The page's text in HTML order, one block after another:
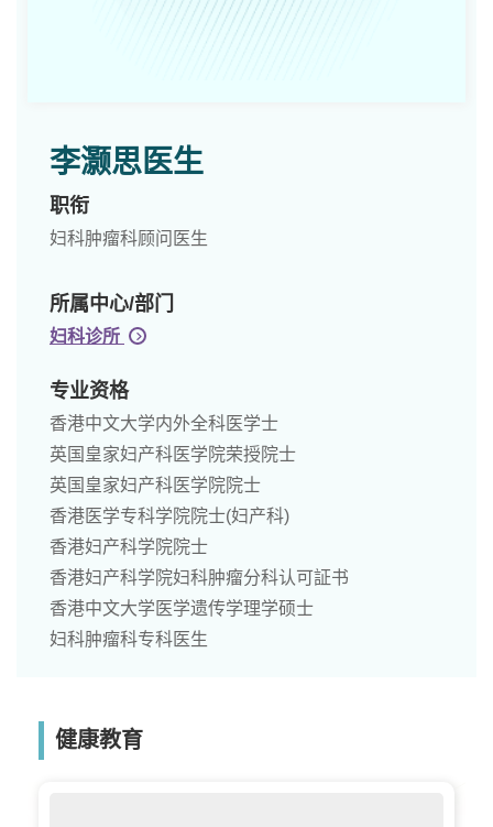
李灏思医生
职衔
妇科肿瘤科顾问医生
所属中心/部门
妇科诊所
专业资格
香港中文大学内外全科医学士
英国皇家妇产科医学院荣授院士
英国皇家妇产科医学院院士
香港医学专科学院院士(妇产科)
香港妇产科学院院士
香港妇产科学院妇科肿瘤分科认可証书
香港中文大学医学遗传学理学硕士
妇科肿瘤科专科医生
健康教育